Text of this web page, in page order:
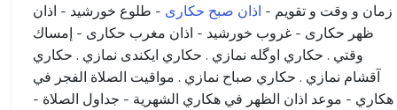
زمان و وقت و تقویم - اذان صبح حکاری - طلوع خورشید - اذان
ظهر حکاری - غروب خورشید - اذان مغرب حکاری - إمساك
وقتي . حكاري اوگله نمازي . حكاري ايكندى نمازي . حكاري
آقشام نمازي . حكاري صباح نمازي . مواقيت الصلاة الفجر في
هكاري - موعد اذان الظهر في هكاري الشهرية - جداول الصلاة -